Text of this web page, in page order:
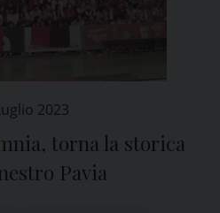
2023
torna la storica
Pavia